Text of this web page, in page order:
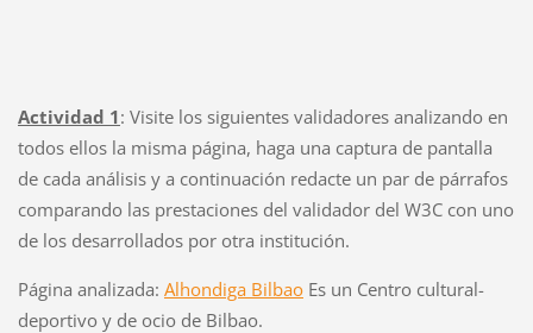
Actividad 1: Visite los siguientes validadores analizando en
todos ellos la misma página, haga una captura de pantalla
de cada análisis y a continuación redacte un par de párrafos
comparando las prestaciones del validador del W3C con uno
de los desarrollados por otra institución.
Página analizada: Alhondiga BilbaoEs un Centro cultural-
deportivo y de ocio de Bilbao.